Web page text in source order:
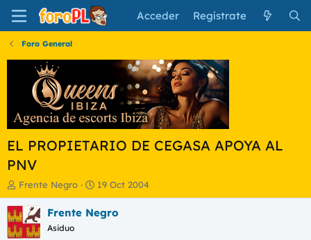
Acceder Regístrate
Foro General
EL PROPIETARIO DE CEGASA APOYA AL
PNV
I
n
i
c
i
Frente Negro
F
e
c
h
19 Oct 2004
Frente Negro
Asiduo